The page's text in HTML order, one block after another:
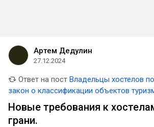
Артем Дедулин
27.12.2024
Ответ на пост Владельцы хостелов
закон о классификации объектов
придётся на треть сократить
увеличить количество туалетов
Новые требования к
грани.